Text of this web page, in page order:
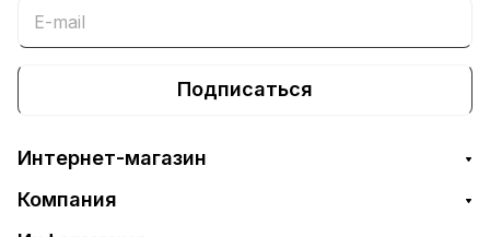
Подписаться
Интернет-магазин
Компания